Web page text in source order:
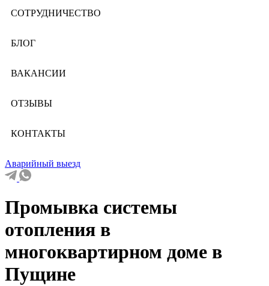
СОТРУДНИЧЕСТВО
БЛОГ
ВАКАНСИИ
ОТЗЫВЫ
КОНТАКТЫ
Аварийный выезд
Промывка системы
отопления в
многоквартирном доме в
Пущине